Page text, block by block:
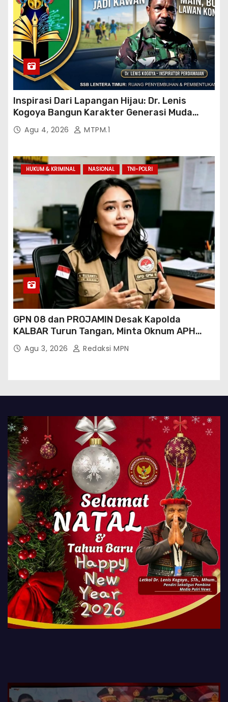
Inspirasi Dari Lapangan Hijau: Dr. Lenis
Kogoya Bangun Karakter Generasi Muda
PapuaAgu 4, 2026 MTPM.1
HUKUM & KRIMINAL NASIONAL TNI-POLRI
GPN 08 dan PROJAMIN Desak Kapolda
KALBAR Turun Tangan, Minta Oknum APH
Binaan SAWMILL Ilegal Sintang Ditindak
Agu 3, 2026 Redaksi MPN